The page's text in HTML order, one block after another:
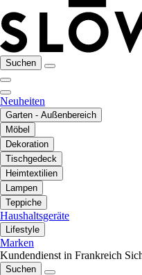
Suchen
Neuheiten
Garten - Außenbereich
Möbel
Dekoration
Tischgedeck
Heimtextilien
Lampen
Teppiche
Haushaltsgeräte
Lifestyle
Marken
Kundendienst in Frankreich
Suchen